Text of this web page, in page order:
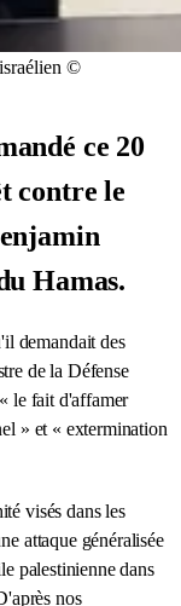
©
ce 20
contre le
Hamas.
demandait des
de la Défense
le fait d'affamer
» et « extermination
visés dans les
attaque généralisée
palestinienne dans
nos